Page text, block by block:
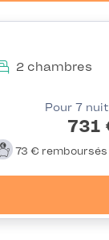
2 chambres
Pour 7
731
73 € remboursés